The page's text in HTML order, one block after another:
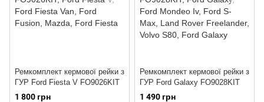
Ремкомплект кермової рейки з
ГУР Ford Fiesta V FO9026KIT
1 800 грн
Ремкомплект кермової рейки з
ГУР Ford Galaxy FO9028KIT
1 490 грн